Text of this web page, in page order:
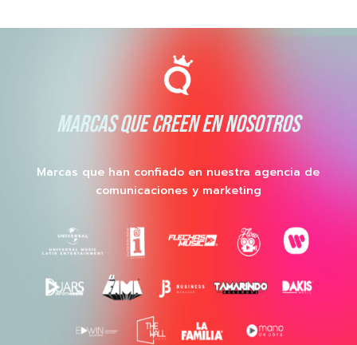
MARCAS QUE CREEN EN NOSOTROS
Marcas que han confiado en nuestra agencia de
comunicaciones y marketing